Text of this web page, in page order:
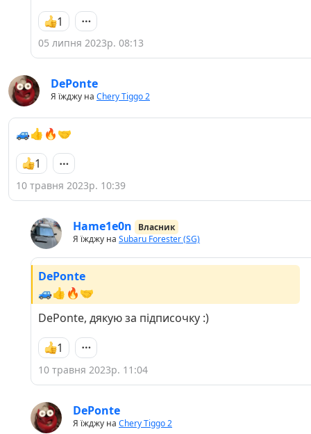
1
05 липня 2023р. 08:13
DePonte
Я їжджу на Chery Tiggo 2
🚙👍🔥🤝
1
10 травня 2023р. 10:39
Hame1e0n
Власник
Я їжджу на Subaru Forester (SG)
DePonte
🚙👍🔥🤝
DePonte, дякую за підписочку :)
1
10 травня 2023р. 11:04
DePonte
Я їжджу на Chery Tiggo 2